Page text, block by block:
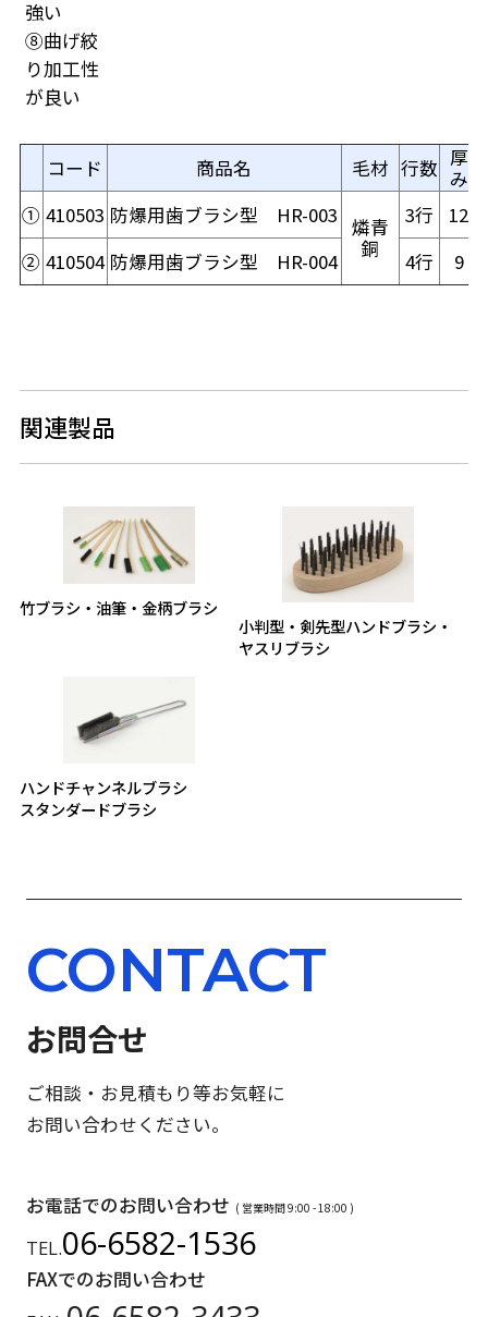
強い
⑧曲げ絞
り加工性
が良い
コード 商品名 毛材 行数 厚
み
① 410503 防爆用歯ブラシ型 HR-003 燐青
銅
3行 12
② 410504 防爆用歯ブラシ型 HR-004 4行 9
関連製品
竹ブラシ・油筆・金柄ブラシ
小判型・剣先型ハンドブラシ・
ヤスリブラシ
ハンドチャンネルブラシ
スタンダードブラシ
CONTACT
お問合せ
ご相談・お見積もり等お気軽に
お問い合わせください。
お電話でのお問い合わせ ( 営業時間 9:00 - 18:00 )
TEL.06-6582-1536
FAXでのお問い合わせ